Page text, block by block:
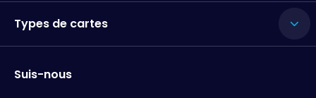
Types de cartes
Suis-nous